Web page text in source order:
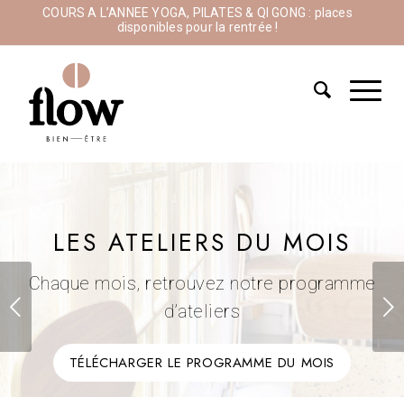
COURS A L’ANNEE YOGA, PILATES & QI GONG : places
disponibles pour la rentrée !
LES ATELIERS DU MOIS
Chaque mois, retrouvez notre programme
d’ateliers
TÉLÉCHARGER LE PROGRAMME DU MOIS
Suivant